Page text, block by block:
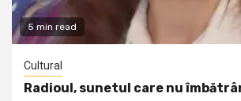
5 min read
Cultural
Radioul, sunetul care nu